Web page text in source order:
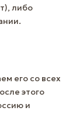
либо
его со всех
этого
и